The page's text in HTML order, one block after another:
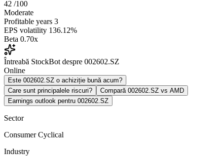
42 /100
Moderate
Profitable years 3
EPS volatility 136.12%
Beta 0.70x
Întreabă StockBot despre 002602.SZ
Online
Este 002602.SZ o achiziție bună acum?
Care sunt principalele riscuri?
Compară 002602.SZ vs AMD
Earnings outlook pentru 002602.SZ
Sector
Consumer Cyclical
Industry